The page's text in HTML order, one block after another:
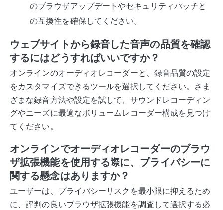
のブラウザアップデートやセキュリティパッチと
の互換性を確保してください。
ウェブサイトから録音した音声の品質を確認
するにはどうすればいいですか？
オンラインのオーディオレコーダーと、録音品質の設定
をカスタマイズできるツールを選択してください。さま
ざまな録音方法や設定を試して、サウンドレコーディン
グやニーズに最適なボリュームレコーダー構成を見つけ
てください。
オンラインでオーディオレコーダーのブラウ
ザ拡張機能を使用する際に、プライバシーに
関する懸念はありますか？
ユーザーは、プライバシーリスクを最小限に抑えるため
に、評判の良いブラウザ拡張機能を調査して選択する必